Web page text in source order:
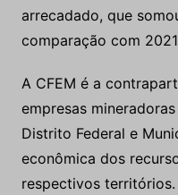
arrecadado, que
comparação com
A CFEM é a
empresas
Distrito Federal e
econômica dos
respectivos territórios.